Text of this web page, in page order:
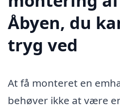
Åbyen, du
tryg ved
At få monteret en
behøver ikke at være